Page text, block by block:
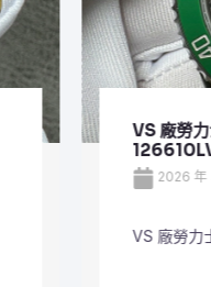
勞力士 頂級 復刻 錶
尚無留言
勞力士 頂級 復刻 錶